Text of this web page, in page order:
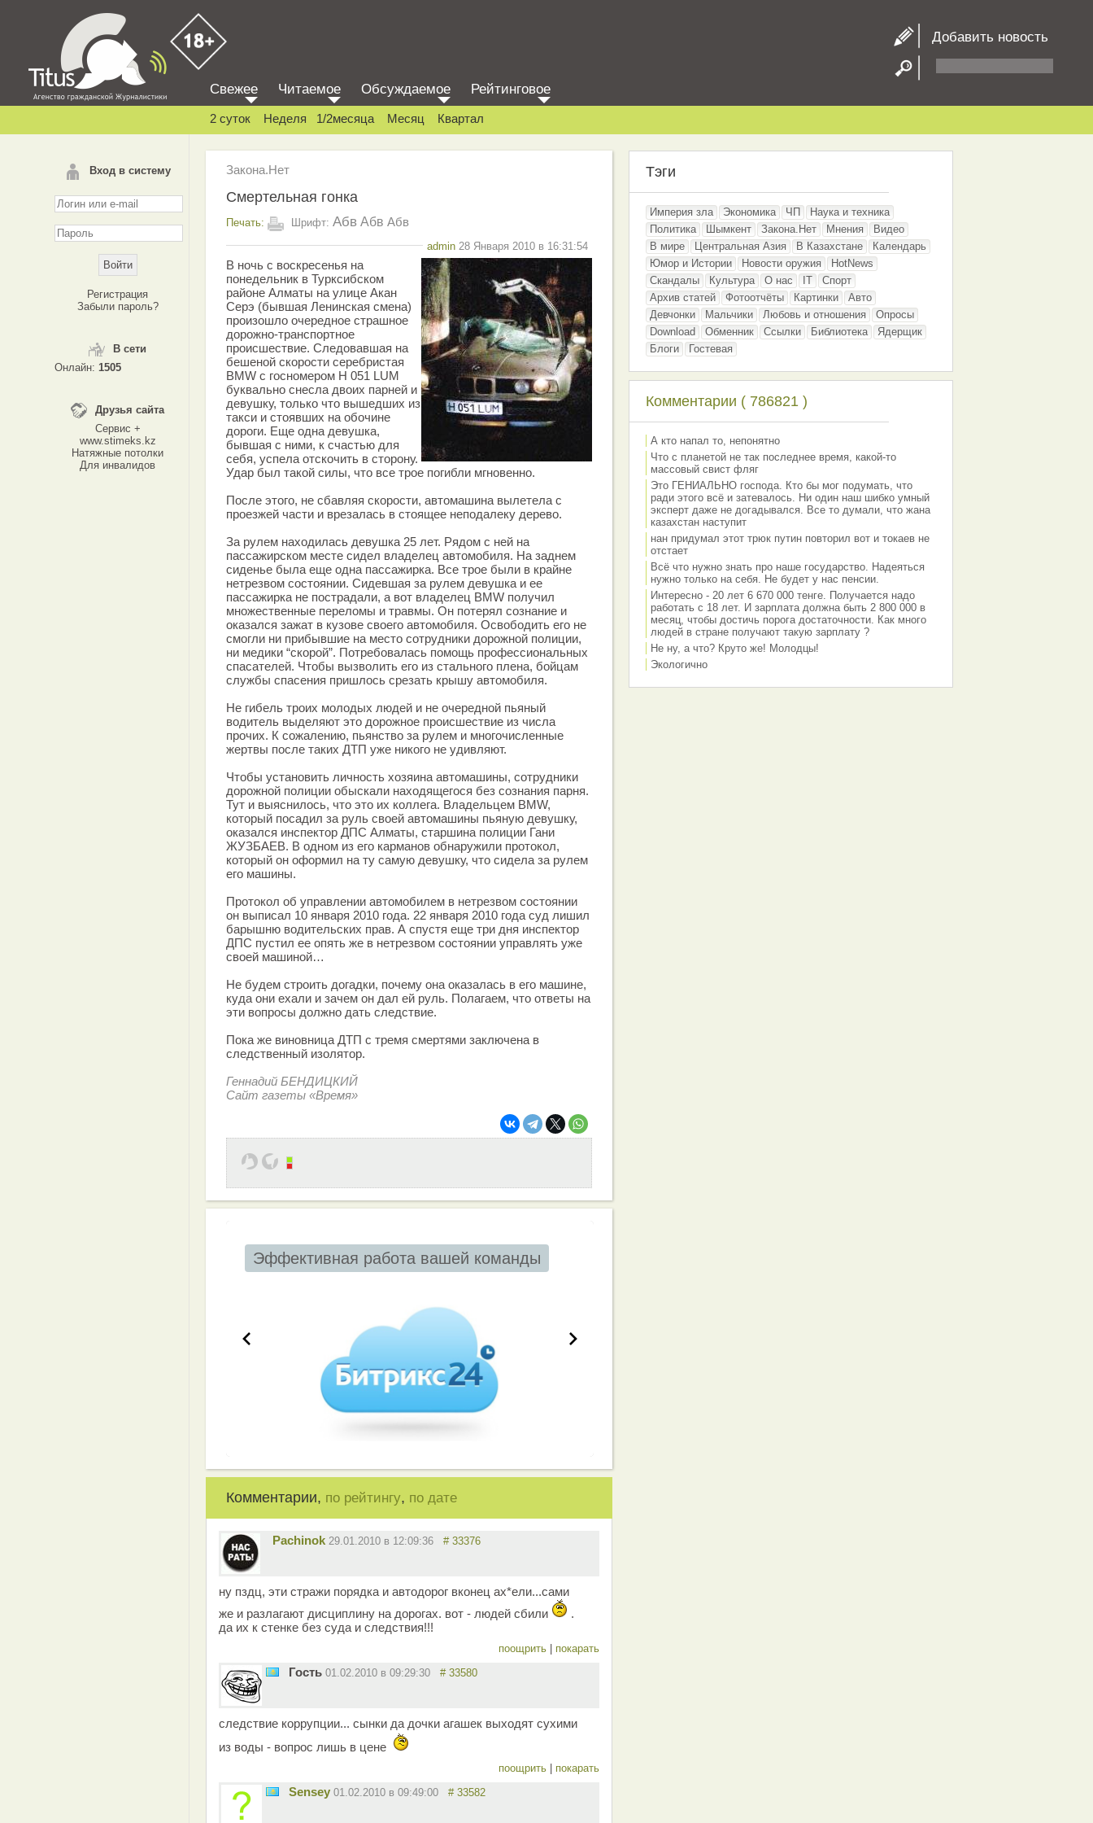
Добавить новость
Вход в систему
Регистрация
Забыли пароль?
В сети
Онлайн: 1505
Друзья сайта
Сервис +
www.stimeks.kz
Натяжные потолки
Для инвалидов
Свежее Читаемое Обсуждаемое Рейтинговое
2 суток Неделя 1/2месяца Месяц Квартал
Закона.Нет
Смертельная гонка
Печать: Шрифт: Абв Абв Абв
admin 28 Января 2010 в 16:31:54
В ночь с воскресенья на
понедельник в Турксибском
районе Алматы на улице Акан
Серэ (бывшая Ленинская смена)
произошло очередное страшное
дорожно-транспортное
происшествие. Следовавшая на
бешеной скорости серебристая
BMW с госномером H 051 LUM
буквально снесла двоих парней и
девушку, только что вышедших из
такси и стоявших на обочине
дороги. Еще одна девушка,
бывшая с ними, к счастью для
себя, успела отскочить в сторону.
Удар был такой силы, что все трое погибли мгновенно.
После этого, не сбавляя скорости, автомашина вылетела с
проезжей части и врезалась в стоящее неподалеку дерево.
За рулем находилась девушка 25 лет. Рядом с ней на
пассажирском месте сидел владелец автомобиля. На заднем
сиденье была еще одна пассажирка. Все трое были в крайне
нетрезвом состоянии. Сидевшая за рулем девушка и ее
пассажирка не пострадали, а вот владелец BMW получил
множественные переломы и травмы. Он потерял сознание и
оказался зажат в кузове своего автомобиля. Освободить его не
смогли ни прибывшие на место сотрудники дорожной полиции,
ни медики “скорой”. Потребовалась помощь профессиональных
спасателей. Чтобы вызволить его из стального плена, бойцам
службы спасения пришлось срезать крышу автомобиля.
Не гибель троих молодых людей и не очередной пьяный
водитель выделяют это дорожное происшествие из числа
прочих. К сожалению, пьянство за рулем и многочисленные
жертвы после таких ДТП уже никого не удивляют.
Чтобы установить личность хозяина автомашины, сотрудники
дорожной полиции обыскали находящегося без сознания парня.
Тут и выяснилось, что это их коллега. Владельцем BMW,
который посадил за руль своей автомашины пьяную девушку,
оказался инспектор ДПС Алматы, старшина полиции Гани
ЖУЗБАЕВ. В одном из его карманов обнаружили протокол,
который он оформил на ту самую девушку, что сидела за рулем
его машины.
Протокол об управлении автомобилем в нетрезвом состоянии
он выписал 10 января 2010 года. 22 января 2010 года суд лишил
барышню водительских прав. А спустя еще три дня инспектор
ДПС пустил ее опять же в нетрезвом состоянии управлять уже
своей машиной…
Не будем строить догадки, почему она оказалась в его машине,
куда они ехали и зачем он дал ей руль. Полагаем, что ответы на
эти вопросы должно дать следствие.
Пока же виновница ДТП с тремя смертями заключена в
следственный изолятор.
Геннадий БЕНДИЦКИЙ
Сайт газеты «Время»
Эффективная работа вашей команды
Комментарии, по рейтингу, по дате
Pachinok 29.01.2010 в 12:09:36 # 33376
ну пздц, эти стражи порядка и автодорог вконец ах*ели...сами
же и разлагают дисциплину на дорогах. вот - людей сбили
.
да их к стенке без суда и следствия!!!
поощрить покарать
Гость 01.02.2010 в 09:29:30 # 33580
следствие коррупции... сынки да дочки агашек выходят сухими
из воды - вопрос лишь в цене
поощрить покарать
Sensey 01.02.2010 в 09:49:00 # 33582
Тэги
Империя зла Экономика ЧП
Наука и техника
Политика
Шымкент Закона.Нет Мнения
Видео
В мире
Центральная Азия В Казахстане
Календарь
Юмор и Истории
Новости оружия
HotNews
Скандалы
Культура О нас IT
Спорт
Архив статей
Фотоотчёты Картинки
Авто
Девчонки
Мальчики Любовь и отношения
Опросы
Download
Обменник Ссылки Библиотека
Ядерщик
Блоги
Гостевая
Комментарии ( 786821 )
А кто напал то, непонятно
Что с планетой не так последнее время, какой-то
массовый свист фляг
Это ГЕНИАЛЬНО господа. Кто бы мог подумать, что
ради этого всё и затевалось. Ни один наш шибко умный
эксперт даже не догадывался. Все то думали, что жана
казахстан наступит
нан придумал этот трюк путин повторил вот и токаев не
отстает
Всё что нужно знать про наше государство. Надеяться
нужно только на себя. Не будет у нас пенсии.
Интересно - 20 лет 6 670 000 тенге. Получается надо
работать с 18 лет. И зарплата должна быть 2 800 000 в
месяц, чтобы достичь порога достаточности. Как много
людей в стране получают такую зарплату ?
Не ну, а что? Круто же! Молодцы!
Экологично